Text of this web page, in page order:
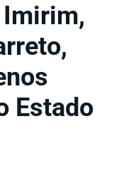
Estado